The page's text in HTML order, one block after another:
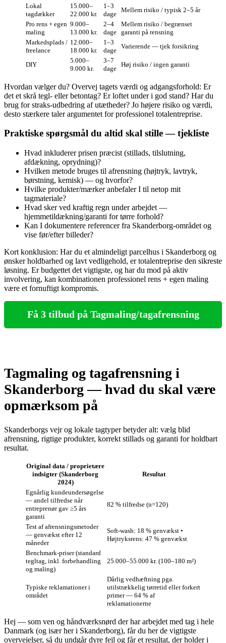
Lokal
tagdækker
15.000–
22.000 kr.
1–3
dage
Mellem risiko / typisk 2–5 år
Pro rens + egen
maling
9.000–
13.000 kr.
2–4
dage
Mellem risiko / begrænset
garanti på rensning
Markedsplads /
freelance
12.000–
18.000 kr.
1–3
dage
Varierende — tjek forsikring
DIY
5.000–
9.000 kr.
3–7
dage
Høj risiko / ingen garanti
Hvordan vælger du? Overvej tagets værdi og adgangsforhold: Er
det et skrå tegl- eller betontag? Er loftet under i god stand? Har du
brug for straks-udbedring af utætheder? Jo højere risiko og værdi,
desto stærkere taler argumentet for professionel totalentreprise.
Praktiske spørgsmål du altid skal stille — tjekliste
Hvad inkluderer prisen præcist (stillads, tilslutning,
afdækning, oprydning)?
Hvilken metode bruges til afrensning (højtryk, lavtryk,
børstning, kemisk) — og hvorfor?
Hvilke produkter/mærker anbefaler I til netop mit
tagmateriale?
Hvad sker ved kraftig regn under arbejdet —
hjemmetildækning/garanti for tørre forhold?
Kan I dokumentere referencer fra Skanderborg-området og
vise før/efter billeder?
Kort konklusion: Har du et almindeligt parcelhus i Skanderborg og
ønsker holdbarhed og lavt vedligehold, er totalentreprise den sikreste
løsning. Er budgettet det vigtigste, og har du mod på aktiv
involvering, kan kombinationen professionel rens + egen maling
være et fornuftigt kompromis.
Få 3 tilbud på Tagmaling/tagafrensning
Tagmaling og tagafrensning i
Skanderborg — hvad du skal være
opmærksom på
Skanderborgs vejr og lokale tagtyper betyder alt: vælg blid
afrensning, rigtige produkter, korrekt stillads og garanti for holdbart
resultat.
Original data / proprietære
indsigter (Skanderborg
2024)
Resultat
Egnårlig kundeundersøgelse
— andel tilfredse når
entreprenør gav ≥5 års
garanti
82 % tilfredse (n=120)
Test af afrensningsmetoder
— genvækst efter 12
måneder
Soft‑wash: 18 % genvækst •
Højtryksrens: 47 % genvækst
Benchmark‑priser (standard
tegltag, inkl. forbehandling
og maling)
25.000–55.000 kr. (100–180 m²)
Typiske reklamationer i
området
Dårlig vedhæftning pga.
utilstrækkelig tørretid eller forkert
primer — 64 % af
reklamationerne
Hej — som ven og håndværksnørd der har arbejdet med tag i hele
Danmark (og især her i Skanderborg), får du her de vigtigste
overvejelser, så du undgår dyre fejl og får et resultat, der holder i